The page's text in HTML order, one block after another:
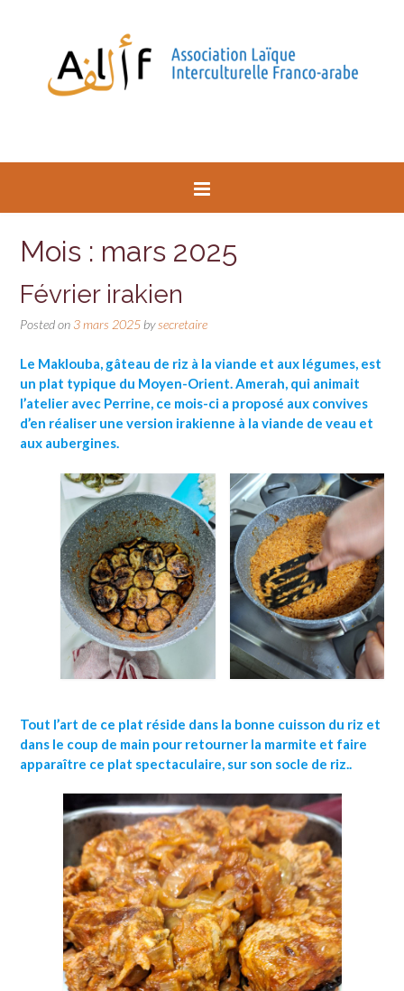
Mois : mars 2025
Février irakien
Posted on 3 mars 2025 bysecretaire
Le Maklouba, gâteau de riz à la viande et aux légumes, est
un plat typique du Moyen-Orient. Amerah, qui animait
l’atelier avec Perrine, ce mois-ci a proposé aux convives
d’en réaliser une version irakienne à la viande de veau et
aux aubergines.
Tout l’art de ce plat réside dans la bonne cuisson du riz et
dans le coup de main pour retourner la marmite et faire
apparaître ce plat spectaculaire, sur son socle de riz..